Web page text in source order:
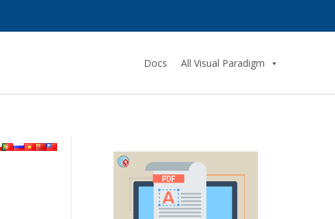
Docs All Visual Paradigm